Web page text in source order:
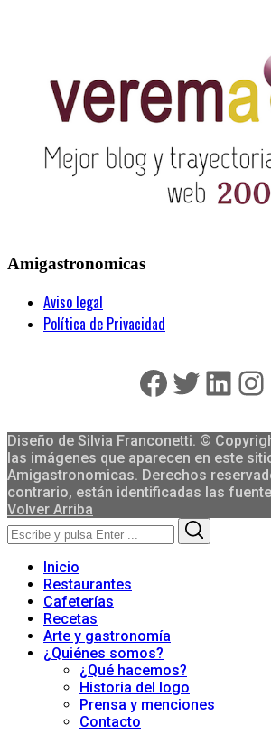
Amigastronomicas
Aviso legal
Política de Privacidad
Facebook
Twitter
Diseño de Silvia Franconetti. ©
las imágenes que aparecen en este
Amigastronomicas. Derechos
contrario, están identificadas las
Volver Arriba
Search
for:
Inicio
Restaurantes
Cafeterías
Recetas
Arte y gastronomía
¿Quiénes somos?
¿Qué hacemos?
Historia del logo
Prensa y menciones
Contacto